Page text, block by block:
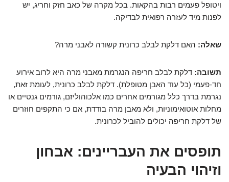
ויטופל פעמים רבות בהקאות. בכל מקרה של כאב חזק וחריג, יש
לפנות מיד לעזרה רפואית לבדיקה.
שאלה: האם דלקת לבלב כרונית קשורה לאבני מרה?
תשובה: דלקת לבלב חריפה הנגרמת מאבני מרה היא לרוב אירוע
חד-פעמי (כל עוד האבן מטופלת). דלקת לבלב כרונית, לעומת זאת,
נגרמת בדרך כלל מגורמים אחרים כמו אלכוהוליזם, גורמים גנטיים או
מחלות אוטואימוניות, ולא מאבן מרה בודדת, אם כי התקפים חוזרים
של דלקת חריפה יכולים להוביל לכרונית.
תופסים את העבריינים: אבחון
וזיהוי הבעיה